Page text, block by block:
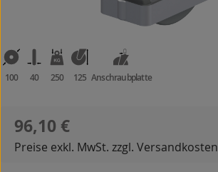
100 40 250 125 Anschraubplatte
Regulärer Preis:
96,10 €
Preise exkl. MwSt. zzgl. Versandkosten